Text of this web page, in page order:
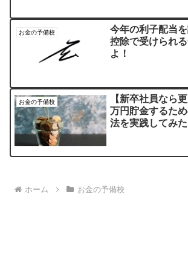
お金の予備校
今年の利子配当
控除で受けられ
よ！
お金の予備校
【新卒社員なら
万円貯金するた
法を実践してみた
ホーム お金の予備校